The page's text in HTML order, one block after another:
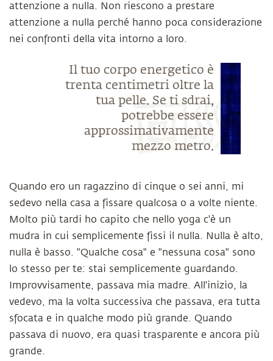
attenzione a nulla. Non riescono a prestare
attenzione a nulla perché hanno poca considerazione
nei confronti della vita intorno a loro.
Il tuo corpo energetico è
trenta centimetri oltre la
tua pelle. Se ti sdrai,
potrebbe essere
approssimativamente
mezzo metro.
Quando ero un ragazzino di cinque o sei anni, mi
sedevo nella casa a fissare qualcosa o a volte niente.
Molto più tardi ho capito che nello yoga c'è un
mudra in cui semplicemente fissi il nulla. Nulla è alto,
nulla è basso. "Qualche cosa" e "nessuna cosa" sono
lo stesso per te: stai semplicemente guardando.
Improvvisamente, passava mia madre. All'inizio, la
vedevo, ma la volta successiva che passava, era tutta
sfocata e in qualche modo più grande. Quando
passava di nuovo, era quasi trasparente e ancora più
grande.